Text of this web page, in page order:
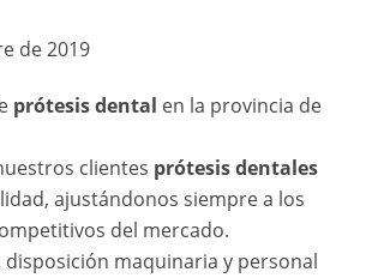
de 2019
prótesis dental en la provincia de
clientes prótesis dentales
ajustándonos siempre a los
del mercado.
disposición maquinaria y personal